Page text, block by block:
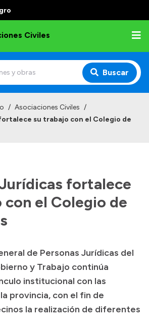
Civiles
Buscar
y Organismos
/ Asociaciones Civiles /
su trabajo con el Colegio de
fortalece
el Colegio de
de Personas Jurídicas del
y Trabajo continúa
institucional con las
provincia, con el fin de
la realización de diferentes